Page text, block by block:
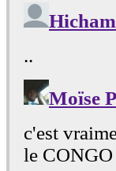
34 (71)
35(72)
38(81)
40 (93)
41(95)